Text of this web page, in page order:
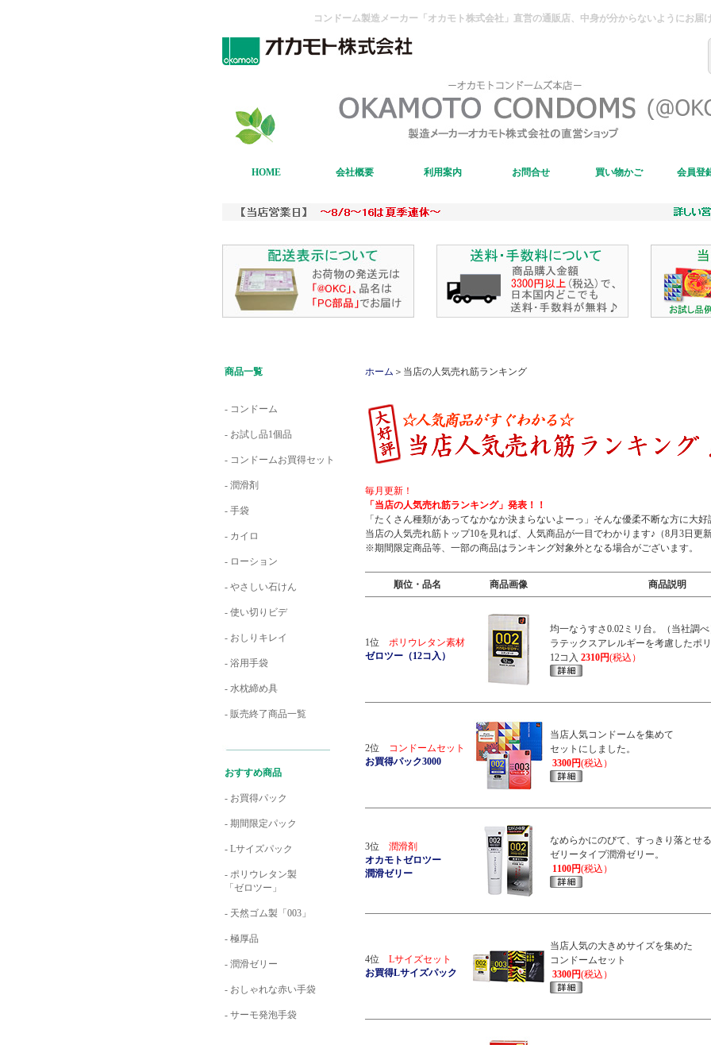
コンドーム製造メーカー「オカモト株式会社」直営の通販店、中身が分からないようにお届け
HOME 会社概要 利用案内 お問合せ 買い物かご 会員登
商品一覧
- コンドーム
- お試し品1個品
- コンドームお買得セット
- 潤滑剤
- 手袋
- カイロ
- ローション
- やさしい石けん
- 使い切りビデ
- おしりキレイ
- 浴用手袋
- 水枕締め具
- 販売終了商品一覧
おすすめ商品
- お買得パック
- 期間限定パック
- Lサイズパック
- ポリウレタン製
「ゼロツー」
- 天然ゴム製「003」
- 極厚品
- 潤滑ゼリー
- おしゃれな赤い手袋
- サーモ発泡手袋
ホーム ＞当店の人気売れ筋ランキング
毎月更新！
「当店の人気売れ筋ランキング」発表！！
「たくさん種類があってなかなか決まらないよーっ」そんな優柔不断な方に大好
当店の人気売れ筋トップ10を見れば、人気商品が一目でわかります♪（8月3日更新
※期間限定商品等、一部の商品はランキング対象外となる場合がございます。
順位・品名 商品画像 商品説明
1位 ポリウレタン素材
ゼロツー（12コ入）
均一なうすさ0.02ミリ台。（当社調べ
ラテックスアレルギーを考慮したポ
12コ入 2310円(税込）
2位 コンドームセット
お買得パック3000
当店人気コンドームを集めて
セットにしました。
3300円(税込）
3位 潤滑剤
オカモトゼロツー
潤滑ゼリー
なめらかにのびて、すっきり落とせる
ゼリータイプ潤滑ゼリー。
1100円(税込）
4位 Lサイズセット
お買得Lサイズパック
当店人気の大きめサイズを集めた
コンドームセット
3300円(税込）